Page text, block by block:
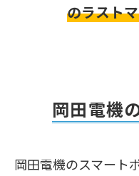
のラスト
岡田電機
岡田電機のスマート